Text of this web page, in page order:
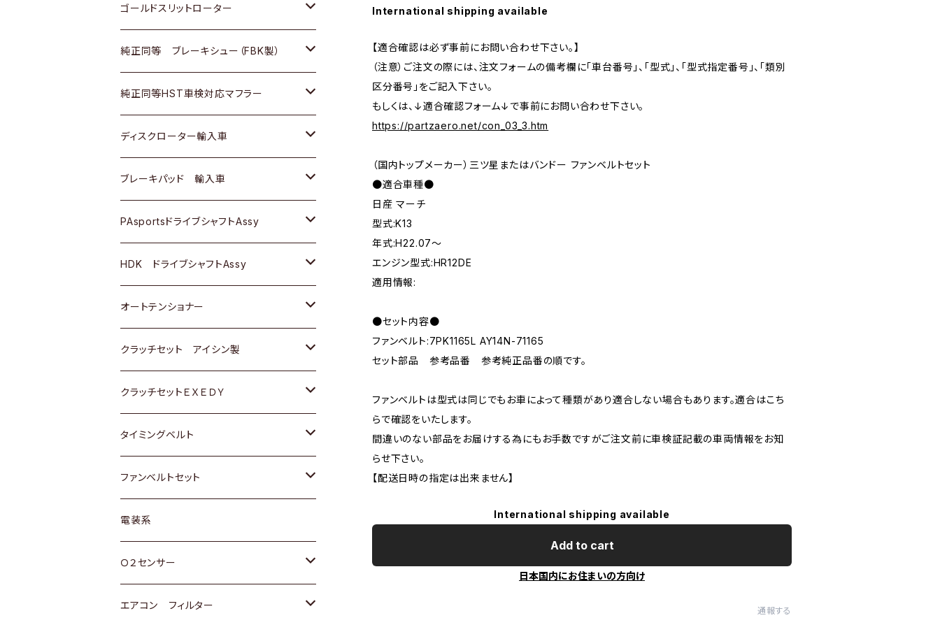
International shipping available
【適合確認は必ず事前にお問い合わせ下さい。】
（注意）ご注文の際には、注文フォームの備考欄に「車台番号」、「型式」、「型式指定番号」、「類別
区分番号」をご記入下さい。
もしくは、↓適合確認フォーム↓で事前にお問い合わせ下さい。
https://partzaero.net/con_03_3.htm
（国内トップメーカー）三ツ星またはバンドー ファンベルトセット
●適合車種●
日産 マーチ
型式:K13
年式:H22.07～
エンジン型式:HR12DE
適用情報:
●セット内容●
ファンベルト:7PK1165L AY14N-71165
セット部品 参考品番 参考純正品番の順です。
ファンベルトは型式は同じでもお車によって種類があり適合しない場合もあります。適合はこち
らで確認をいたします。
間違いのない部品をお届けする為にもお手数ですがご注文前に車検証記載の車両情報をお知
らせ下さい。
【配送日時の指定は出来ません】
International shipping available
Add to cart
日本国内にお住まいの方向け
通報する
三菱ふそう
ＢＭＷ
三菱ふそう
その他
スバル
マツダ
三菱
スバル
三菱
ダイハツ
マツダ
三菱
スバル
日産
いすゞ
ダイハツ
マツダ
三菱
スバル
ＢＥＮＺ
スズキ
日産
ダイハツ
マツダ
三菱
スバル
ホンダ
日産
いすゞ
ダイハツ
マツダ
三菱
スバル
トヨタ
ホンダ
スズキ
日産
ダイハツ
マツダ
三菱
スバル
ゴールドスリットローター
トヨタ
ホンダ
スズキ
日産
ダイハツ
マツダ
三菱
スバル
純正同等 ブレーキシュー（FBK製）
ホンダ
スズキ
日産
ダイハツ
マツダ
三菱
スバル
純正同等HST車検対応マフラー
トヨタ
ホンダ
スズキ
日産
いすゞ
ダイハツ
マツダ
三菱
スバル
日野
ディスクローター輸入車
ＡＵＤＩ
ＢＥＮＺ
ＢＭＷ
GOLF
ＷＡＧＥＮ
アストロ（シボレー）
クライスラー
ブレーキパッド 輸入車
ＢＥＮＺ
ＢＭＷ
ＷＡＧＥＮ
ＶＯＬＶＯ
PAsportsドライブシャフトAssy
トヨタ
ホンダ
スズキ
日産
ダイハツ
マツダ
三菱
スバル
HDK ドライブシャフトAssy
スズキ
ダイハツ
日産
ホンダ
マツダ
オートテンショナー
トヨタ
クラッチセット アイシン製
ホンダ
スズキ
ダイハツ
マツダ
三菱
スバル
クラッチセットＥＸＥＤＹ
ホンダ
スズキ
日産
ダイハツ
マツダ
タイミングベルト
トヨタ
スズキ
ダイハツ
三菱
ファンベルトセット
トヨタ
ホンダ
スズキ
電装系
Ｏ２センサー
トヨタ
エアコン フィルター